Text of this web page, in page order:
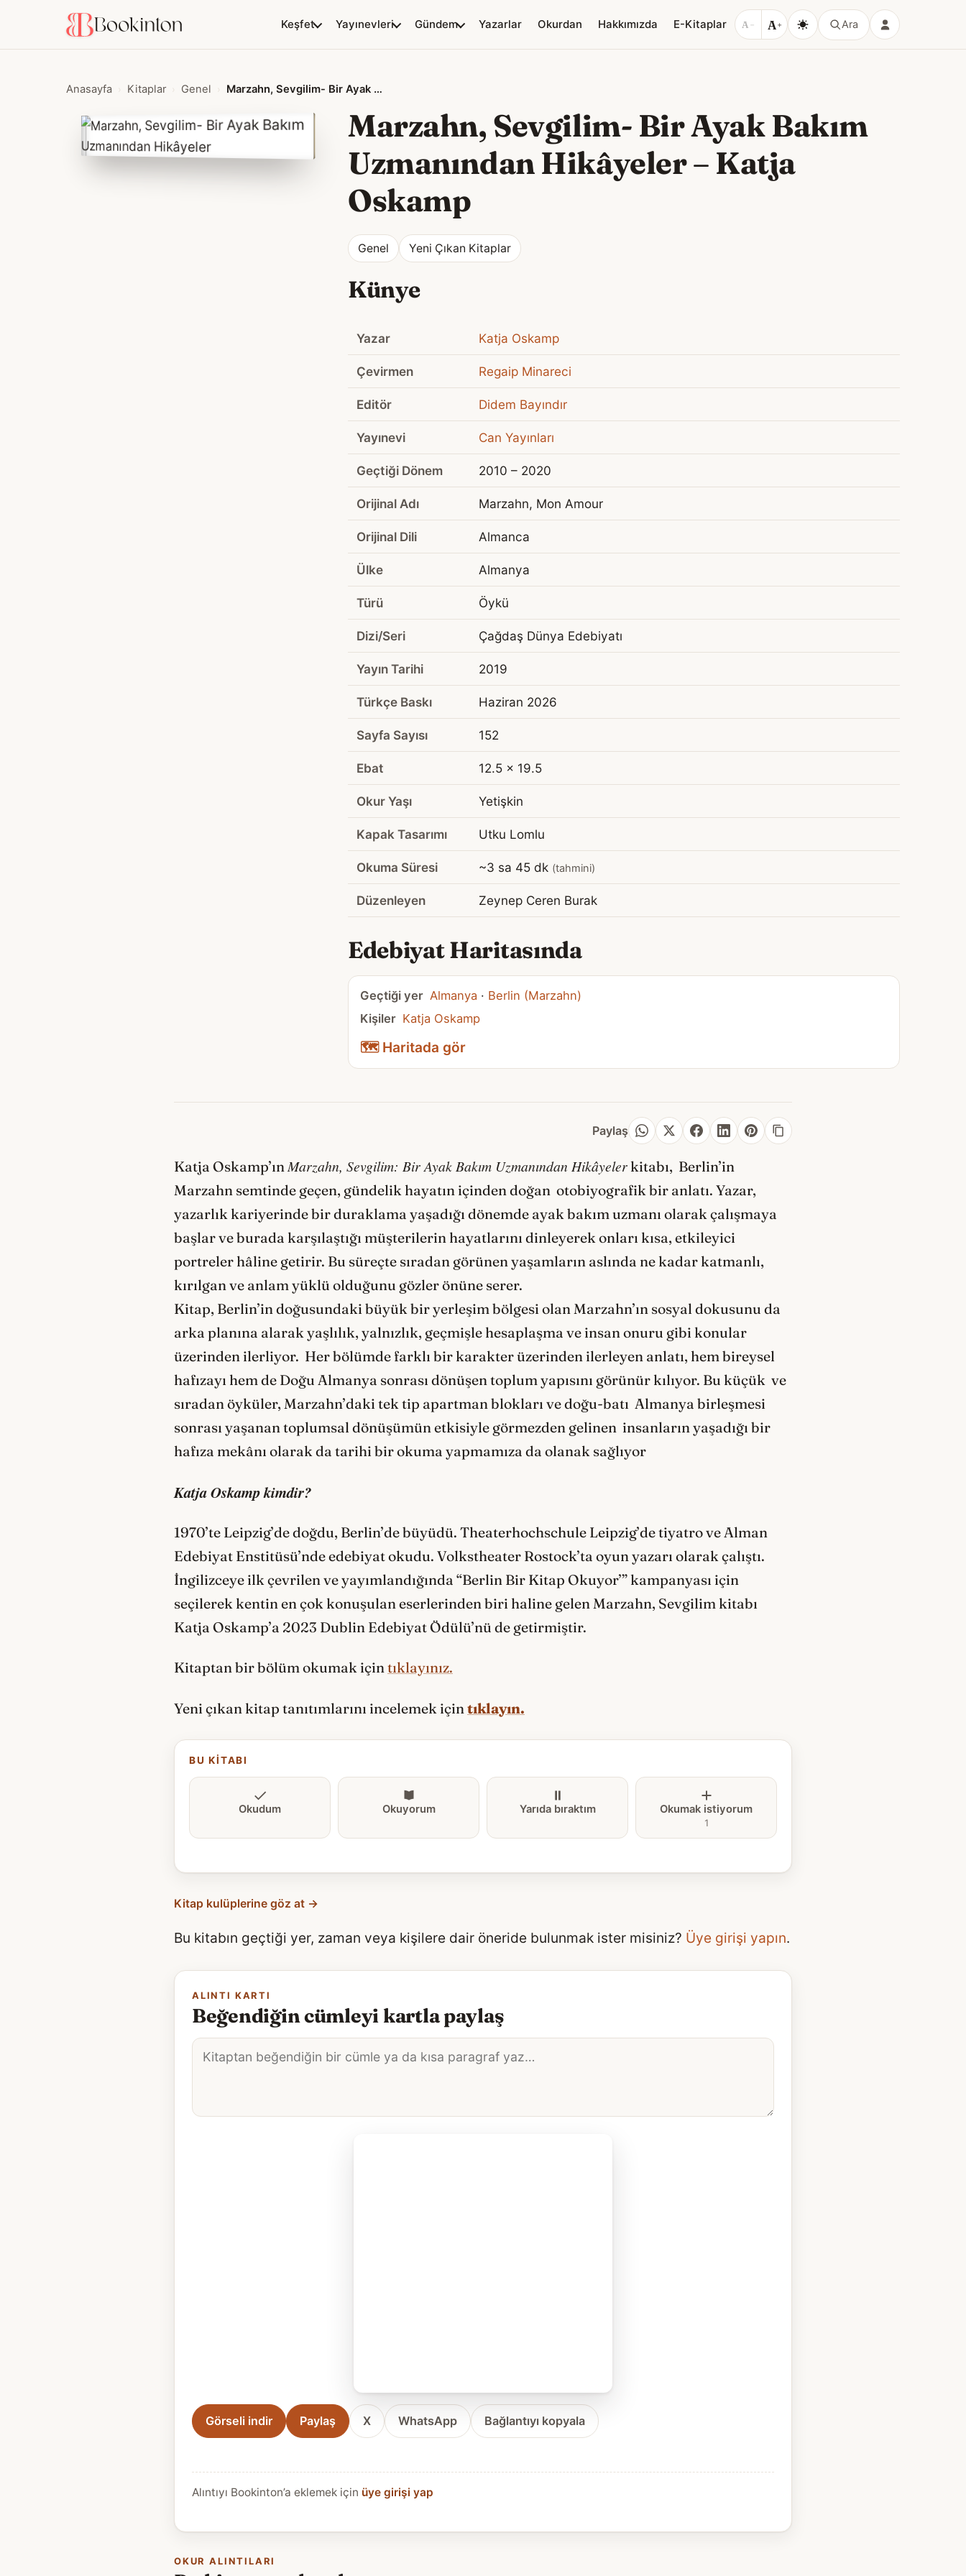
Keşfet Yayınevleri Gündem Yazarlar Okurdan Hakkımızda E-Kitaplar A − A+ Ara
Anasayfa Kitaplar Genel Marzahn, Sevgilim- Bir Ayak Bakım Uzmanından Hikâyeler
Marzahn, Sevgilim- Bir Ayak Bakım
Uzmanından Hikâyeler– Katja
Oskamp
Genel Yeni Çıkan Kitaplar
Künye
Yazar Katja Oskamp
Çevirmen Regaip Minareci
Editör Didem Bayındır
Yayınevi Can Yayınları
Geçtiği Dönem 2010 – 2020
Orijinal Adı Marzahn, Mon Amour
Orijinal Dili Almanca
Ülke Almanya
Türü Öykü
Dizi/Seri Çağdaş Dünya Edebiyatı
Yayın Tarihi 2019
Türkçe Baskı Haziran 2026
Sayfa Sayısı 152
Ebat 12.5 x 19.5
Okur Yaşı Yetişkin
Kapak Tasarımı Utku Lomlu
Okuma Süresi ~3 sa 45 dk (tahmini)
Düzenleyen Zeynep Ceren Burak
Edebiyat Haritasında
Geçtiği yer Almanya · Berlin (Marzahn)
Kişiler Katja Oskamp
🗺️ Haritada gör
Paylaş
Katja Oskamp’ınMarzahn, Sevgilim: Bir Ayak Bakım Uzmanından Hikâyeler kitabı, Berlin’in
Marzahn semtinde geçen, gündelik hayatın içinden doğan otobiyografik bir anlatı. Yazar,
yazarlık kariyerinde bir duraklama yaşadığı dönemde ayak bakım uzmanı olarak çalışmaya
başlar ve burada karşılaştığı müşterilerin hayatlarını dinleyerek onları kısa, etkileyici
portreler hâline getirir. Bu süreçte sıradan görünen yaşamların aslında ne kadar katmanlı,
kırılgan ve anlam yüklü olduğunu gözler önüne serer.
Kitap, Berlin’in doğusundaki büyük bir yerleşim bölgesi olan Marzahn’ın sosyal dokusunu da
arka planına alarak yaşlılık, yalnızlık, geçmişle hesaplaşma ve insan onuru gibi konular
üzerinden ilerliyor. Her bölümde farklı bir karakter üzerinden ilerleyen anlatı, hem bireysel
hafızayı hem de Doğu Almanya sonrası dönüşen toplum yapısını görünür kılıyor. Bu küçük ve
sıradan öyküler, Marzahn’daki tek tip apartman blokları ve doğu-batı Almanya birleşmesi
sonrası yaşanan toplumsal dönüşümün etkisiyle görmezden gelinen insanların yaşadığı bir
hafıza mekânı olarak da tarihi bir okuma yapmamıza da olanak sağlıyor
Katja Oskamp kimdir?
1970’te Leipzig’de doğdu, Berlin’de büyüdü. Theaterhochschule Leipzig’de tiyatro ve Alman
Edebiyat Enstitüsü’nde edebiyat okudu. Volkstheater Rostock’ta oyun yazarı olarak çalıştı.
İngilizceye ilk çevrilen ve yayımlandığında “Berlin Bir Kitap Okuyor’” kampanyası için
seçilerek kentin en çok konuşulan eserlerinden biri haline gelen Marzahn, Sevgilim kitabı
Katja Oskamp’a 2023 Dublin Edebiyat Ödülü’nü de getirmiştir.
Kitaptan bir bölüm okumak içintıklayınız.
Yeni çıkan kitap tanıtımlarını incelemek içintıklayın.
BU KITABI
Okudum Okuyorum Yarıda bıraktım Okumak istiyorum
1
Kitap kulüplerine göz at →
Bu kitabın geçtiği yer, zaman veya kişilere dair öneride bulunmak ister misiniz? Üye girişi yapın.
ALINTI KARTI
Beğendiğin cümleyi kartla paylaş
Alıntı
metni
Görseli indir Paylaş X WhatsApp Bağlantıyı kopyala
Alıntıyı Bookinton’a eklemek için üye girişi yap
OKUR ALINTILARI